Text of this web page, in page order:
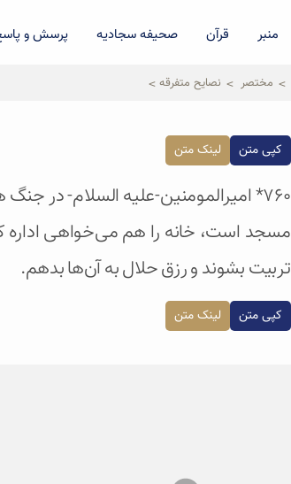
منبر قرآن صحیفه سجادیه پرسش و
مختصر نصایح متفرقه
کپی متن لینک متن
۷۶۰* امیرالمومنین-علیه السلام-
مسجد است، خانه را هم می‌خواهی اداره
تربیت بشوند و رزق حلال به آن‌ها بدهم.
کپی متن لینک متن